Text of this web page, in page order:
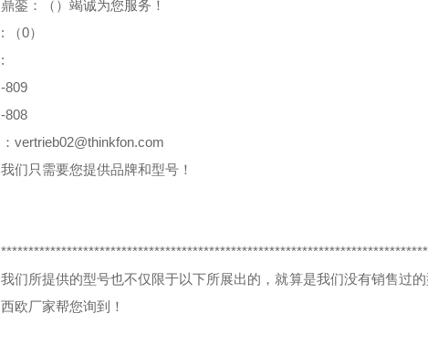
鼎銮：（）竭诚为您服务！
: （0）
:
-809
-808
：vertrieb02@thinkfon.com
我们只需要您提供品牌和型号！
我们所提供的型号也不仅限于以下所展出的，就算是我们没有销售过
西欧厂家帮您询到！